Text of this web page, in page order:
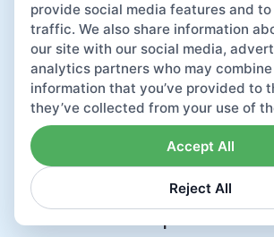
provide social media features and
traffic. We also share information
our site with our social media,
analytics partners who may
information that you’ve provided to
they’ve collected from your use of
Reject All
Accept All